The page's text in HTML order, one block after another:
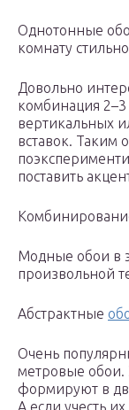
Однотонные
комнату
Довольно
комбинация
вертикальных
вставок. Таким
поставить
Модные обои в
произвольной
Абстрактные
Очень
метровые обои.
формируют в
А если учесть